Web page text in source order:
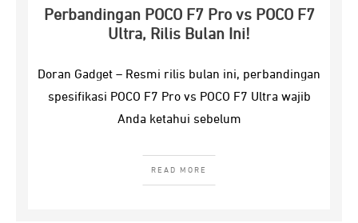
Perbandingan POCO F7 Pro vs POCO F7
Ultra, Rilis Bulan Ini!
Doran Gadget – Resmi rilis bulan ini, perbandingan
spesifikasi POCO F7 Pro vs POCO F7 Ultra wajib
Anda ketahui sebelum
READ MORE